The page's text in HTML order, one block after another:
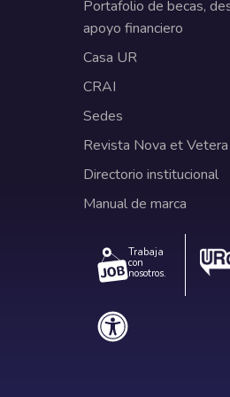
Portafolio de becas,
apoyo financiero
Casa UR
CRAI
Sedes
Revista Nova et Vetera
Directorio institucional
Manual de marca
Trabaja
con
nosotros.